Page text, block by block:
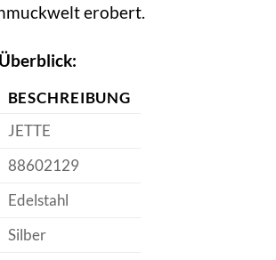
erobert.
BESCHREIBUNG
JETTE
88602129
Edelstahl
Silber